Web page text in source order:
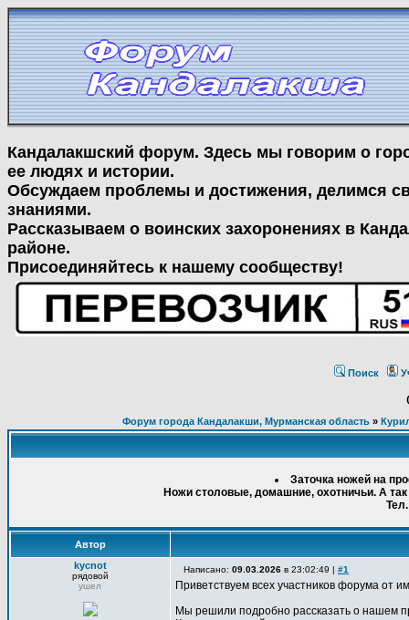
Кандалакшский форум. Здесь мы говорим о
ее людях и истории.
Обсуждаем проблемы и достижения, делимся
знаниями.
Рассказываем о воинских захоронениях в
районе.
Присоединяйтесь к нашему сообществу!
Поиск
Форум города Кандалакши, Мурманская область»
Заточка ножей на
Ножи столовые, домашние, охотничьи. А
Автор
kycnot
рядовой
ушел
Написано: 09.03.2026 в 23:02:49 | #1
Приветствуем всех участников форума от
Мы решили подробно рассказать о нашем